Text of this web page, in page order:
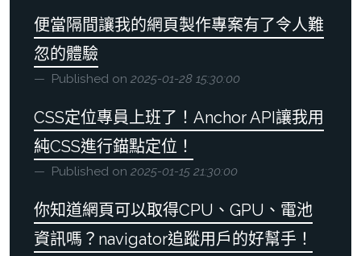
便當隔間讓我的網頁製作專案有了令人難
忽的體驗
Published on 2025-01-28 15:30:00
CSS定位專員上班了！Anchor API讓我用
純CSS進行錨點定位！
Published on 2025-01-15 21:30:00
你知道網頁可以取得CPU、GPU、電池
資訊嗎？navigator追蹤用戶的好幫手！